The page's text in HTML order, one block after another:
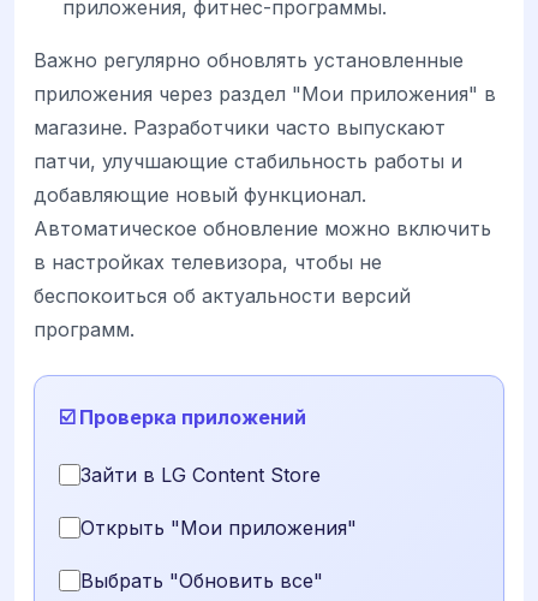
приложения, фитнес-программы.
Важно регулярно обновлять установленные
приложения через раздел "Мои приложения" в
магазине. Разработчики часто выпускают
патчи, улучшающие стабильность работы и
добавляющие новый функционал.
Автоматическое обновление можно включить
в настройках телевизора, чтобы не
беспокоиться об актуальности версий
программ.
☑️ Проверка приложений
Зайти в LG Content Store
Открыть "Мои приложения"
Выбрать "Обновить все"